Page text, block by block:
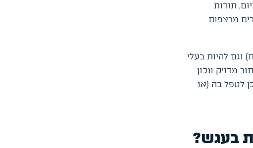
תודות
מרצפות
וגם להיות בעלי
מדויק ונכון
לטפל בה (או
בעגש?